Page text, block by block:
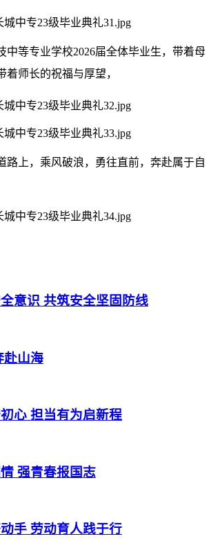
中等专业学校2026届全体毕业生，带着母
着师长的祝福与厚望，
路上，乘风破浪，勇往直前，奔赴属于自
意识 共筑安全坚固防线
赴山海
心 担当有为启新程
强青春报国志
手 劳动育人践于行